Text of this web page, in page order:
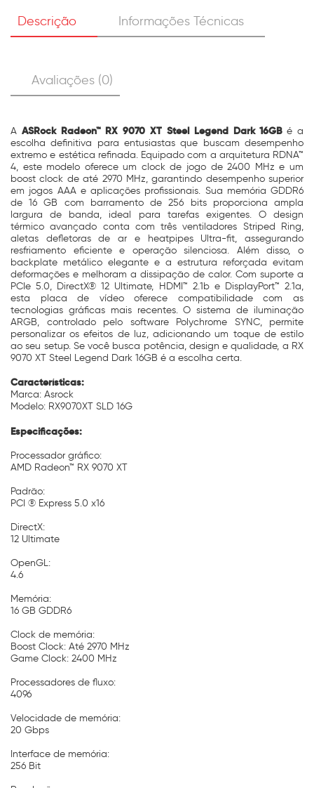
Descrição Informações Técnicas
Avaliações (0)
A ASRock Radeon™ RX 9070 XT Steel Legend Dark 16GBé a
escolha definitiva para entusiastas que buscam desempenho
extremo e estética refinada. Equipado com a arquitetura RDNA™
4, este modelo oferece um clock de jogo de 2400 MHz e um
boost clock de até 2970 MHz, garantindo desempenho superior
em jogos AAA e aplicações profissionais. Sua memória GDDR6
de 16 GB com barramento de 256 bits proporciona ampla
largura de banda, ideal para tarefas exigentes. O design
térmico avançado conta com três ventiladores Striped Ring,
aletas defletoras de ar e heatpipes Ultra-fit, assegurando
resfriamento eficiente e operação silenciosa. Além disso, o
backplate metálico elegante e a estrutura reforçada evitam
deformações e melhoram a dissipação de calor. Com suporte a
PCIe 5.0, DirectX® 12 Ultimate, HDMI™ 2.1b e DisplayPort™ 2.1a,
esta placa de vídeo oferece compatibilidade com as
tecnologias gráficas mais recentes. O sistema de iluminação
ARGB, controlado pelo software Polychrome SYNC, permite
personalizar os efeitos de luz, adicionando um toque de estilo
ao seu setup. Se você busca potência, design e qualidade, a RX
9070 XT Steel Legend Dark 16GB é a escolha certa.
Características:
Marca: Asrock
Modelo: RX9070XT SLD 16G
Especificações:
Processador gráfico:
AMD Radeon™ RX 9070 XT
Padrão:
PCI ® Express 5.0 x16
DirectX:
12 Ultimate
OpenGL:
4.6
Memória:
16 GB GDDR6
Clock de memória:
Boost Clock: Até 2970 MHz
Game Clock: 2400 MHz
Processadores de fluxo:
4096
Velocidade de memória:
20 Gbps
Interface de memória:
256 Bit